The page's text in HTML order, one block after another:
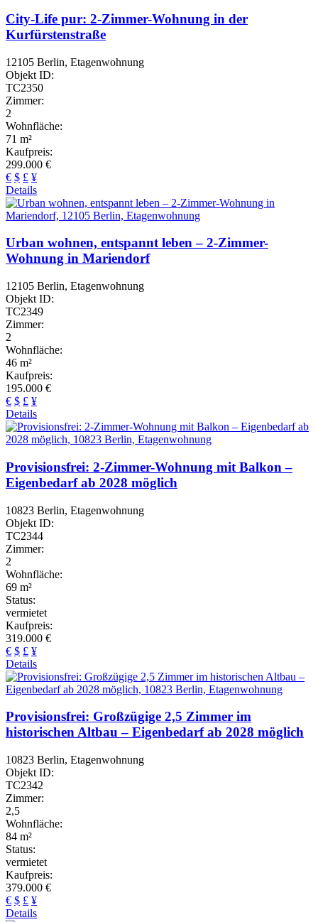
City-Life pur: 2-Zimmer-Wohnung in der
Kurfürstenstraße
12105 Berlin, Etagenwohnung
Objekt ID:
TC2350
Zimmer:
2
Wohnfläche:
71 m²
Kaufpreis:
299.000 €
€ $ £ ¥
Details
Urban wohnen, entspannt leben – 2-Zimmer-
Wohnung in Mariendorf
12105 Berlin, Etagenwohnung
Objekt ID:
TC2349
Zimmer:
2
Wohnfläche:
46 m²
Kaufpreis:
195.000 €
€ $ £ ¥
Details
Provisionsfrei: 2-Zimmer-Wohnung mit Balkon –
Eigenbedarf ab 2028 möglich
10823 Berlin, Etagenwohnung
Objekt ID:
TC2344
Zimmer:
2
Wohnfläche:
69 m²
Status:
vermietet
Kaufpreis:
319.000 €
€ $ £ ¥
Details
Provisionsfrei: Großzügige 2,5 Zimmer im
historischen Altbau – Eigenbedarf ab 2028 möglich
10823 Berlin, Etagenwohnung
Objekt ID:
TC2342
Zimmer:
2,5
Wohnfläche:
84 m²
Status:
vermietet
Kaufpreis:
379.000 €
€ $ £ ¥
Details